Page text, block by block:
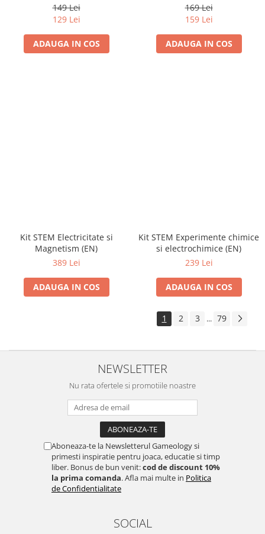
149 Lei
129 Lei
ADAUGA IN COS
169 Lei
159 Lei
ADAUGA IN COS
Kit STEM Electricitate si
Magnetism (EN)
389 Lei
ADAUGA IN COS
Kit STEM Experimente chimice
si electrochimice (EN)
239 Lei
ADAUGA IN COS
1 2 3 ... 79
NEWSLETTER
Nu rata ofertele si promotiile noastre
Aboneaza-te la Newsletterul Gameology si
primesti inspiratie pentru joaca, educatie si timp
liber. Bonus de bun venit:cod de discount 10%
la prima comanda. Afla mai multe in Politica
de Confidentialitate
SOCIAL